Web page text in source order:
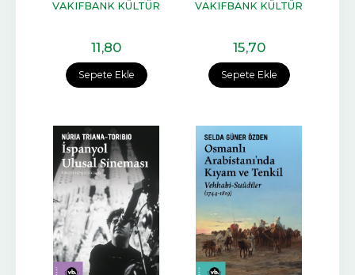
Sepete Ekle
VAKIFBANK KÜLTÜR
11,80
Sepete Ekle
VAKIFBANK KÜLTÜR
15,70